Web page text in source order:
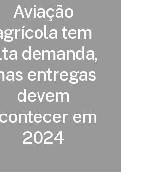
Aviação
tem
demanda,
entregas
devem
em
2024